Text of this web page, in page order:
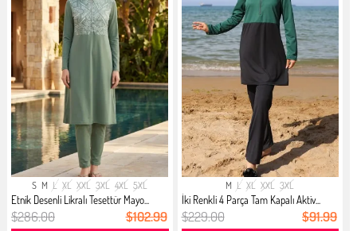
S M L XL XXL 3XL 4XL 5XL
Etnik Desenli Likralı Tesettür Mayo...
$286.00 $102.99
M L XL XXL 3XL
İki Renkli 4 Parça Tam Kapalı Aktiv...
$229.00 $91.99